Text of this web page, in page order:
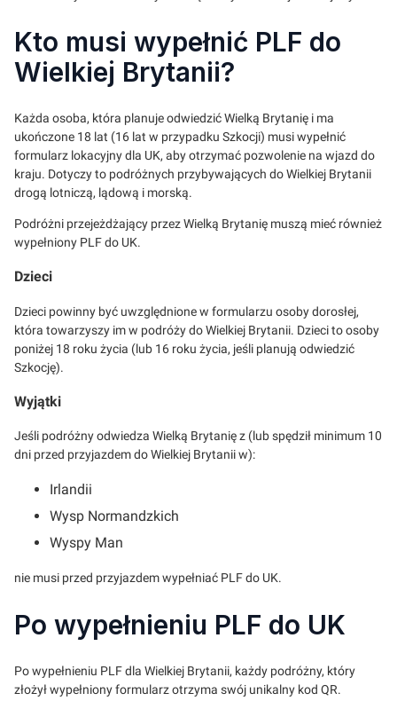
Kto musi wypełnić PLF do
Wielkiej Brytanii?
Każda osoba, która planuje odwiedzić Wielką Brytanię i ma
ukończone 18 lat (16 lat w przypadku Szkocji) musi wypełnić
formularz lokacyjny dla UK, aby otrzymać pozwolenie na wjazd do
kraju. Dotyczy to podróżnych przybywających do Wielkiej Brytanii
drogą lotniczą, lądową i morską.
Podróżni przejeżdżający przez Wielką Brytanię muszą mieć również
wypełniony PLF do UK.
Dzieci
Dzieci powinny być uwzględnione w formularzu osoby dorosłej,
która towarzyszy im w podróży do Wielkiej Brytanii. Dzieci to osoby
poniżej 18 roku życia (lub 16 roku życia, jeśli planują odwiedzić
Szkocję).
Wyjątki
Jeśli podróżny odwiedza Wielką Brytanię z (lub spędził minimum 10
dni przed przyjazdem do Wielkiej Brytanii w):
Irlandii
Wysp Normandzkich
Wyspy Man
nie musi przed przyjazdem wypełniać PLF do UK.
Po wypełnieniu PLF do UK
Po wypełnieniu PLF dla Wielkiej Brytanii, każdy podróżny, który
złożył wypełniony formularz otrzyma swój unikalny kod QR.